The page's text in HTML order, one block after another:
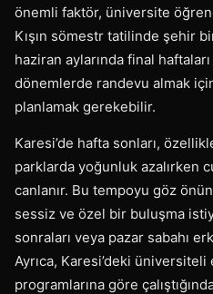
önemli faktör, üniversite
Kışın sömestr tatilinde şehir
haziran aylarında final
dönemlerde randevu almak
planlamak gerekebilir.
Karesi’de hafta sonları,
parklarda yoğunluk azalırken
canlanır. Bu tempoyu göz
sessiz ve özel bir buluşma
sonraları veya pazar sabahı
Ayrıca, Karesi’deki
programlarına göre